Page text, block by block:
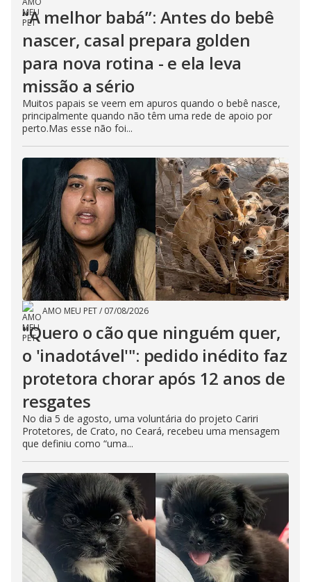
“A melhor babá”: Antes do bebê
nascer, casal prepara golden
para nova rotina - e ela leva
missão a sério
Muitos papais se veem em apuros quando o bebê nasce,
principalmente quando não têm uma rede de apoio por
perto.Mas esse não foi...
AMO MEU PET/ 07/08/2026
"Quero o cão que ninguém quer,
o 'inadotável'": pedido inédito faz
protetora chorar após 12 anos de
resgates
No dia 5 de agosto, uma voluntária do projeto Cariri
Protetores, de Crato, no Ceará, recebeu uma mensagem
que definiu como “uma...